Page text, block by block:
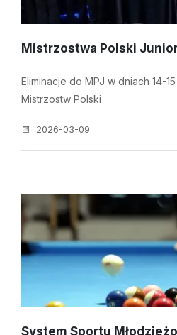
Mistrzostwa Polski
Eliminacje do MPJ w dniach 14-
Mistrzostw Polski
2026-03-09
System Sportu